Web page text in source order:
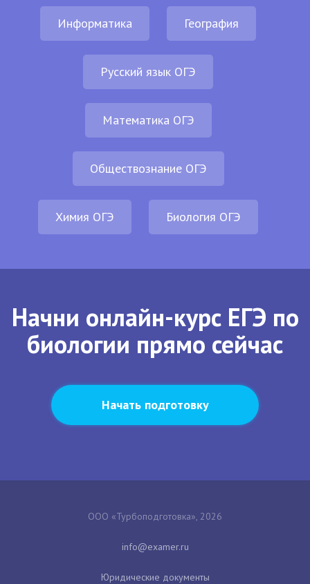
Информатика География
Русский язык ОГЭ
Математика ОГЭ
Обществознание ОГЭ
Химия ОГЭ Биология ОГЭ
Начни онлайн-курс ЕГЭ по
биологии прямо сейчас
Начать подготовку
ООО «Турбоподготовка», 2026
Юридические документы